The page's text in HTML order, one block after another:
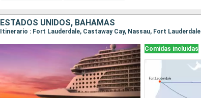
ESTADOS UNIDOS, BAHAMAS
Itinerario : Fort Lauderdale, Castaway Cay, Nassau, Fort Lauderdale
Comidas incluidas